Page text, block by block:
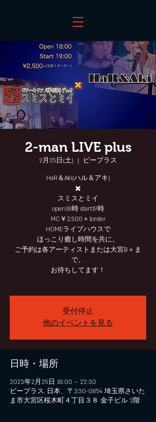
2-man LIVE plus
2月25日(土)
  |
ビープラス
HaR＆Aki(ハル＆アキ)
✖️
スミスとミイ
open18時 start19時
MC￥2,500＋1order
HOMEライブハウスで
ほっこり癒し時間を共に。
ご予約は各アーティストまたは大宮B＋ま
で。
お待ちしてます！
受付停止
他のイベントを見る
日時・場所
2023年2月25日 18:00 – 22:30
ビープラス, 日本、〒330-0854 埼玉県さいた
ま市大宮区桜木町４丁目３８ 金子ビル 2階